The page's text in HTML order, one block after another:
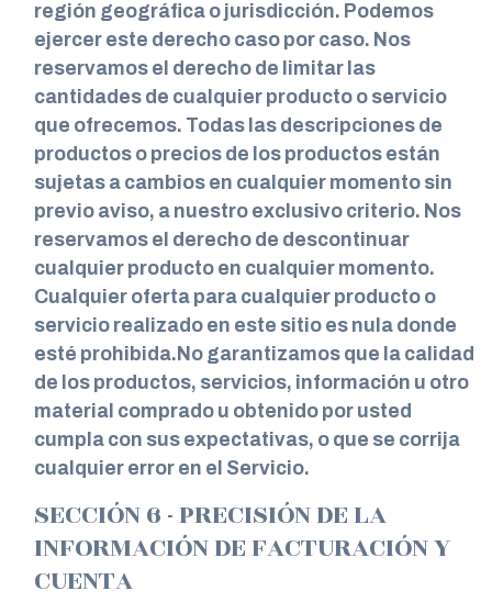
región geográfica o jurisdicción. Podemos
ejercer este derecho caso por caso. Nos
reservamos el derecho de limitar las
cantidades de cualquier producto o servicio
que ofrecemos. Todas las descripciones de
productos o precios de los productos están
sujetas a cambios en cualquier momento sin
previo aviso, a nuestro exclusivo criterio. Nos
reservamos el derecho de descontinuar
cualquier producto en cualquier momento.
Cualquier oferta para cualquier producto o
servicio realizado en este sitio es nula donde
esté prohibida.No garantizamos que la calidad
de los productos, servicios, información u otro
material comprado u obtenido por usted
cumpla con sus expectativas, o que se corrija
cualquier error en el Servicio.
SECCIÓN 6 - PRECISIÓN DE LA
INFORMACIÓN DE FACTURACIÓN Y
CUENTA